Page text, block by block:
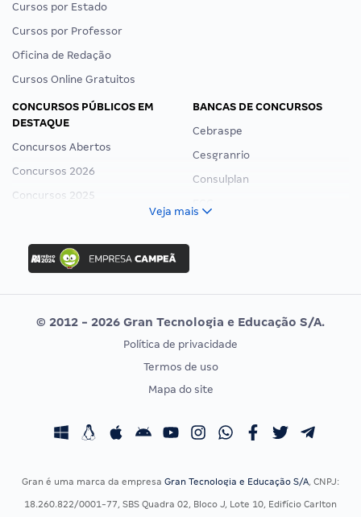
Cursos por Estado
Cursos por Professor
Oficina de Redação
Cursos Online Gratuitos
CONCURSOS PÚBLICOS EM
DESTAQUE
Concursos Abertos
Concursos 2026
Concursos 2025
Concurso Ibama
Concurso MPU
Editais publicados
BANCAS DE CONCURSOS
Cebraspe
Cesgranrio
Consulplan
Vunesp
CONCURSOS POR PROFISSÃO
Concursos Fiscais
EXAME DE ORDEM
Calendário OAB
Veja mais
© 2012 - 2026 Gran Tecnologia e Educação S/A.
Política de privacidade
Termos de uso
Mapa do site
Gran é uma marca da empresa Gran Tecnologia e Educação S/A, CNPJ:
18.260.822/0001-77, SBS Quadra 02, Bloco J, Lote 10, Edifício Carlton